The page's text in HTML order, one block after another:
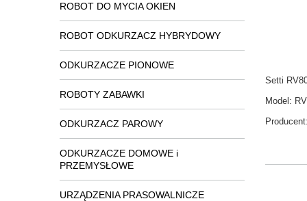
ROBOT DO MYCIA OKIEN
ROBOT ODKURZACZ HYBRYDOWY
ODKURZACZE PIONOWE
ROBOTY ZABAWKI
ODKURZACZ PAROWY
ODKURZACZE DOMOWE i
PRZEMYSŁOWE
URZĄDZENIA PRASOWALNICZE
Setti
Model: